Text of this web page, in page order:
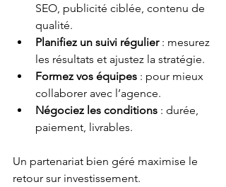
SEO, publicité ciblée, contenu de
qualité.
Planifiez un suivi régulier : mesurez
les résultats et ajustez la stratégie.
Formez vos équipes : pour mieux
collaborer avec l’agence.
Négociez les conditions : durée,
paiement, livrables.
Un partenariat bien géré maximise le
retour sur investissement.